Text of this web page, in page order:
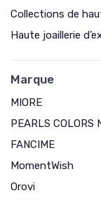
Collections de
Haute joaillerie
Marque
MIORE
PEARLS COLORS
FANCIME
MomentWish
Orovi